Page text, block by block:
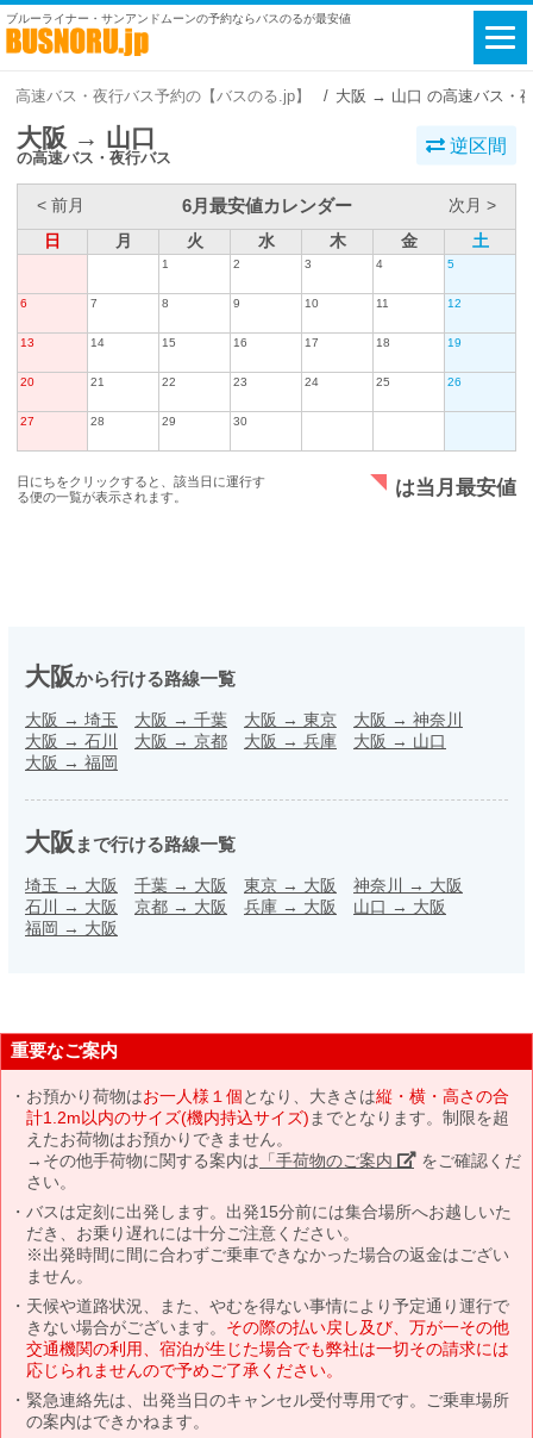
ブルーライナー・サンアンドムーンの予約ならバスのるが最安値
高速バス・夜行バス予約の【バスのる.jp】 大阪 → 山口 の高速バス・
大阪 → 山口
の高速バス・夜行バス
逆区間
< 前月 6月最安値カレンダー
次月 >
日
月 火 水 木 金 土
1 2 3 4 5
6 7 8 9 10 11 12
13 14 15 16 17 18 19
20 21 22 23 24 25 26
27 28 29 30
日にちをクリックすると、該当日に運行す
る便の一覧が表示されます。
は当月最安値
大阪から行ける路線一覧
大阪 → 埼玉 大阪 → 千葉 大阪 → 東京 大阪 → 神奈川
大阪 → 石川 大阪 → 京都 大阪 → 兵庫 大阪 → 山口
大阪 → 福岡
大阪 まで行ける路線一覧
埼玉 → 大阪 千葉 → 大阪 東京 → 大阪 神奈川 → 大阪
石川 → 大阪 京都 → 大阪 兵庫 → 大阪 山口 → 大阪
福岡 → 大阪
重要なご案内
お預かり荷物はお一人様１個となり、大きさは縦・横・高さの合
計1.2m以内のサイズ(機内持込サイズ) までとなります。制限を超
えたお荷物はお預かりできません。
→その他手荷物に関する案内は 「手荷物のご案内」 をご確認くだ
さい。
バスは定刻に出発します。出発15分前には集合場所へお越しいた
だき、お乗り遅れには十分ご注意ください。
※出発時間に間に合わずご乗車できなかった場合の返金はござい
ません。
天候や道路状況、また、やむを得ない事情により予定通り運行で
きない場合がございます。 その際の払い戻し及び、万が一その他
交通機関の利用、宿泊が生じた場合でも弊社は一切その請求には
応じられませんので予めご了承ください。
緊急連絡先は、出発当日のキャンセル受付専用です。ご乗車場所
の案内はできかねます。